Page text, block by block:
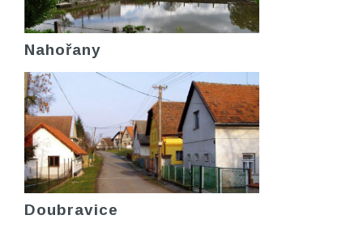
Nahořany
Doubravice